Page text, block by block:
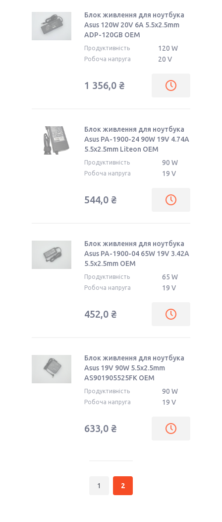
Блок живлення для ноутбука
Asus 120W 20V 6A 5.5x2.5mm
ADP-120GB OEM
Продуктивність 120 W
Робоча напруга 20 V
1 356,0 ₴
Блок живлення для ноутбука
Asus PA-1900-24 90W 19V 4.74A
5.5x2.5mm Liteon OEM
Продуктивність 90 W
Робоча напруга 19 V
544,0 ₴
Блок живлення для ноутбука
Asus PA-1900-04 65W 19V 3.42A
5.5x2.5mm OEM
Продуктивність 65 W
Робоча напруга 19 V
452,0 ₴
Блок живлення для ноутбука
Asus 19V 90W 5.5x2.5mm
AS901905525FK OEM
Продуктивність 90 W
Робоча напруга 19 V
633,0 ₴
1 2